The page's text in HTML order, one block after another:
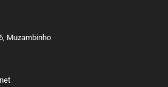
Muzambinho